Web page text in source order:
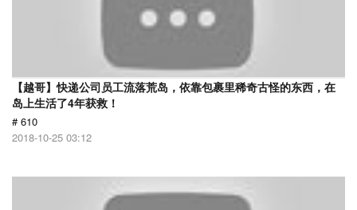
【越哥】快递公司员工流落荒岛，依靠包裹里稀奇古怪的东西，在
岛上生活了4年获救！
# 610
2018-10-25 03:12